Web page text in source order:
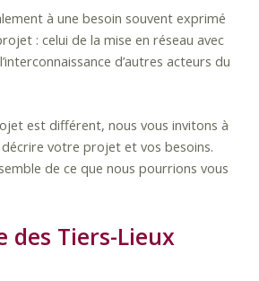
à une besoin souvent exprimé
: celui de la mise en réseau avec
d’autres acteurs du
est différent, nous vous invitons à
votre projet et vos besoins.
de ce que nous pourrions vous
des Tiers-Lieux